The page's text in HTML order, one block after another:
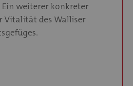
weiterer konkreter
Vitalität des Walliser